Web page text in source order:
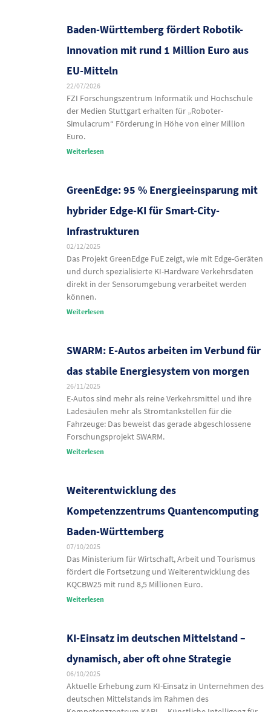
Baden-Württemberg fördert Robotik-
Innovation mit rund 1 Million Euro aus
EU-Mitteln
22/07/2026
FZI Forschungszentrum Informatik und Hochschule
der Medien Stuttgart erhalten für „Roboter-
Simulacrum“ Förderung in Höhe von einer Million
Euro.
Weiterlesen
GreenEdge: 95 % Energieeinsparung mit
hybrider Edge-KI für Smart-City-
Infrastrukturen
02/12/2025
Das Projekt GreenEdge FuE zeigt, wie mit Edge-Geräten
und durch spezialisierte KI-Hardware Verkehrsdaten
direkt in der Sensorumgebung verarbeitet werden
können.
Weiterlesen
SWARM: E-Autos arbeiten im Verbund für
das stabile Energiesystem von morgen
26/11/2025
E-Autos sind mehr als reine Verkehrsmittel und ihre
Ladesäulen mehr als Stromtankstellen für die
Fahrzeuge: Das beweist das gerade abgeschlossene
Forschungsprojekt SWARM.
Weiterlesen
Weiterentwicklung des
Kompetenzzentrums Quantencomputing
Baden-Württemberg
07/10/2025
Das Ministerium für Wirtschaft, Arbeit und Tourismus
fördert die Fortsetzung und Weiterentwicklung des
KQCBW25 mit rund 8,5 Millionen Euro.
Weiterlesen
KI-Einsatz im deutschen Mittelstand –
dynamisch, aber oft ohne Strategie
06/10/2025
Aktuelle Erhebung zum KI-Einsatz in Unternehmen des
deutschen Mittelstands im Rahmen des